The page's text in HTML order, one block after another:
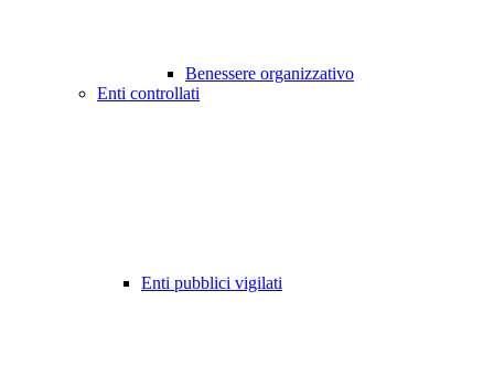
Benessere organizzativo
Enti controllati
Enti pubblici vigilati